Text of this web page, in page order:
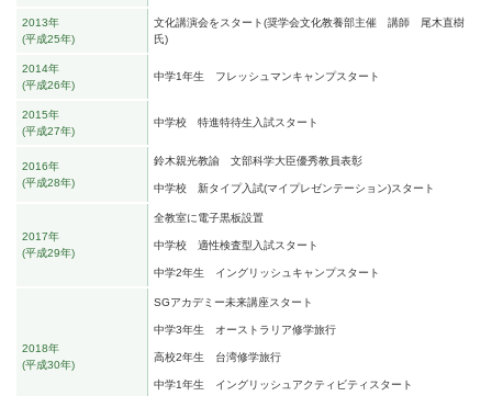
2013年
平成25年
文化講演会をスタート(奨学会文化教養部主催 講師 尾木直樹
氏)
2014年
平成26年
中学1年生 フレッシュマンキャンプスタート
2015年
平成27年
中学校 特進特待生入試スタート
2016年
平成28年
鈴木親光教諭 文部科学大臣優秀教員表彰
中学校 新タイプ入試(マイプレゼンテーション)スタート
2017年
平成29年
全教室に電子黒板設置
中学校 適性検査型入試スタート
中学2年生 イングリッシュキャンプスタート
2018年
平成30年
SGアカデミー未来講座スタート
中学3年生 オーストラリア修学旅行
高校2年生 台湾修学旅行
中学1年生 イングリッシュアクティビティスタート